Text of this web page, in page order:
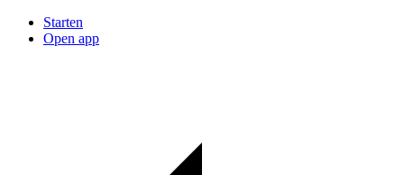
Starten
Open app